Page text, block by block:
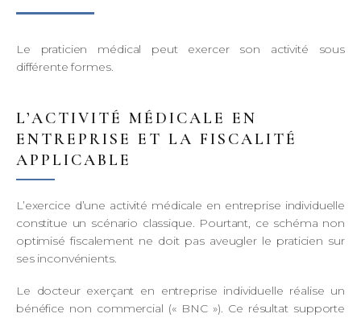
Le praticien médical peut exercer son activité sous
différente formes.
L’ACTIVITÉ MÉDICALE EN
ENTREPRISE ET LA FISCALITÉ
APPLICABLE
L’exercice d’une activité médicale en entreprise individuelle
constitue un scénario classique. Pourtant, ce schéma non
optimisé fiscalement ne doit pas aveugler le praticien sur
ses inconvénients.
Le docteur exerçant en entreprise individuelle réalise un
bénéfice non commercial (« BNC »). Ce résultat supporte